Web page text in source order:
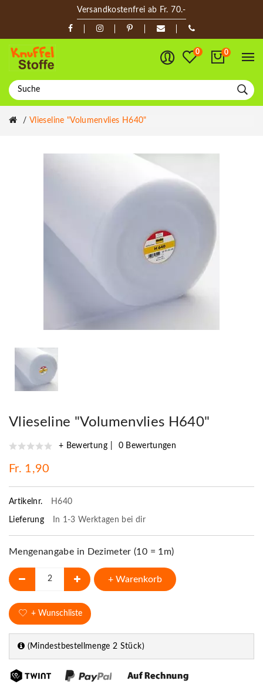
Versandkostenfrei ab Fr. 70.-
0 0
Vlieseline "Volumenvlies H640"
Vlieseline "Volumenvlies H640"
+ Bewertung 0 Bewertungen
Fr. 1,90
Artikelnr. H640
Lieferung In 1-3 Werktagen bei dir
Mengenangabe in Dezimeter (10 = 1m)
+ Warenkorb
+ Wunschliste
(Mindestbestellmenge 2 Stück)